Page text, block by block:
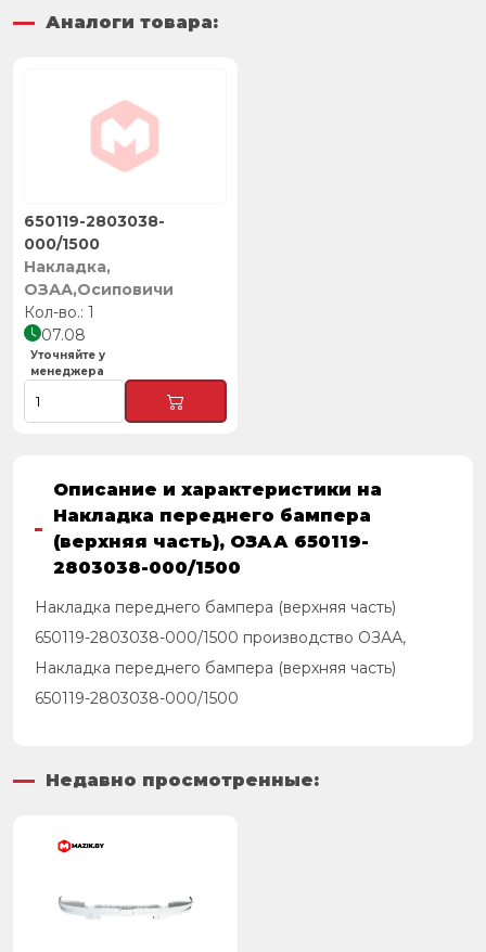
Аналоги товара:
Накладка,
ОЗАА,Осиповичи
650119-2803038-
000/1500
1
07.08
Уточняйте у
менеджера
Описание и характеристики на
Накладка переднего бампера
(верхняя часть), ОЗАА 650119-
2803038-000/1500
Накладка переднего бампера (верхняя часть)
650119-2803038-000/1500 производство ОЗАА,
Накладка переднего бампера (верхняя часть)
650119-2803038-000/1500
Недавно просмотренные: